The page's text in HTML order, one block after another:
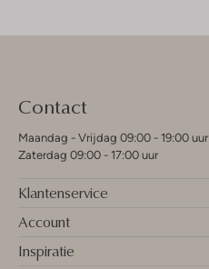
Contact
Maandag - Vrijdag 09:00 - 19:00 uur
Zaterdag 09:00 - 17:00 uur
Klantenservice
Account
Inspiratie